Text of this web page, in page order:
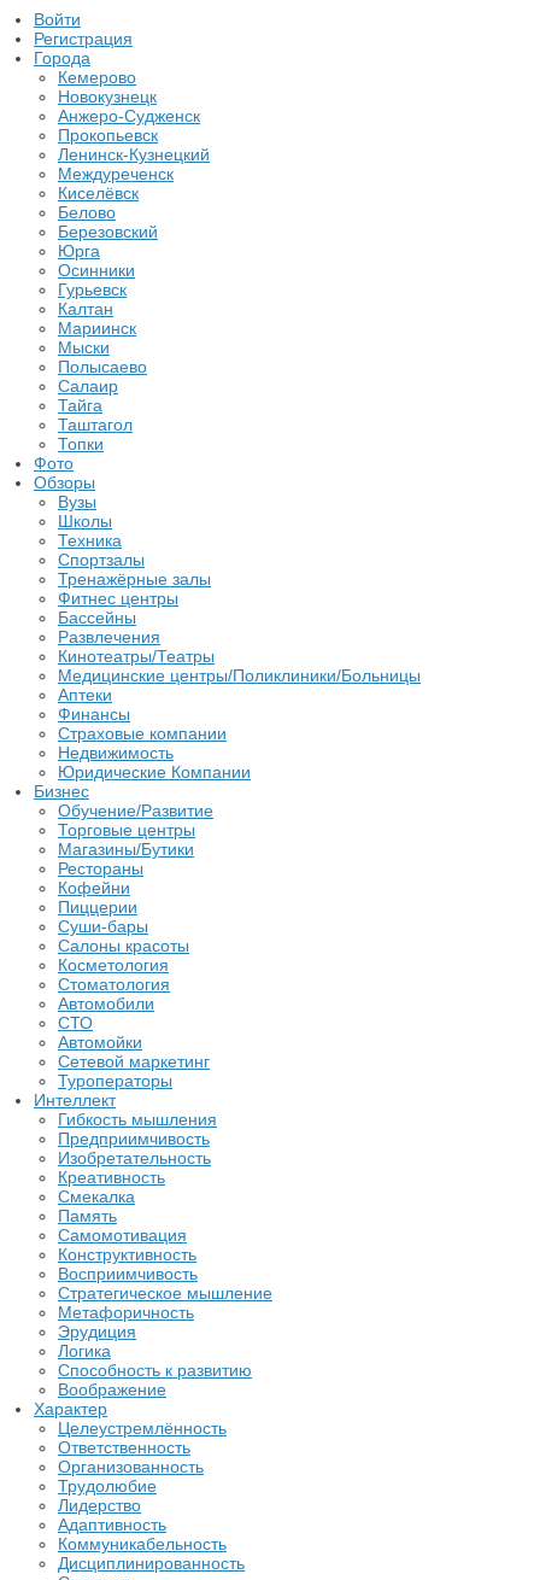
Войти
Регистрация
Города
Кемерово
Новокузнецк
Анжеро-Судженск
Прокопьевск
Ленинск-Кузнецкий
Междуреченск
Киселёвск
Белово
Березовский
Юрга
Осинники
Гурьевск
Калтан
Мариинск
Мыски
Полысаево
Салаир
Тайга
Таштагол
Топки
Фото
Обзоры
Вузы
Школы
Техника
Спортзалы
Тренажёрные залы
Фитнес центры
Бассейны
Развлечения
Кинотеатры/Театры
Медицинские центры/Поликлиники/Больницы
Аптеки
Финансы
Страховые компании
Недвижимость
Юридические Компании
Бизнес
Обучение/Развитие
Торговые центры
Магазины/Бутики
Рестораны
Кофейни
Пиццерии
Суши-бары
Салоны красоты
Косметология
Стоматология
Автомобили
СТО
Автомойки
Сетевой маркетинг
Туроператоры
Интеллект
Гибкость мышления
Предприимчивость
Изобретательность
Креативность
Смекалка
Память
Самомотивация
Конструктивность
Восприимчивость
Стратегическое мышление
Метафоричность
Эрудиция
Логика
Способность к развитию
Воображение
Характер
Целеустремлённость
Ответственность
Организованность
Трудолюбие
Лидерство
Адаптивность
Коммуникабельность
Дисциплинированность